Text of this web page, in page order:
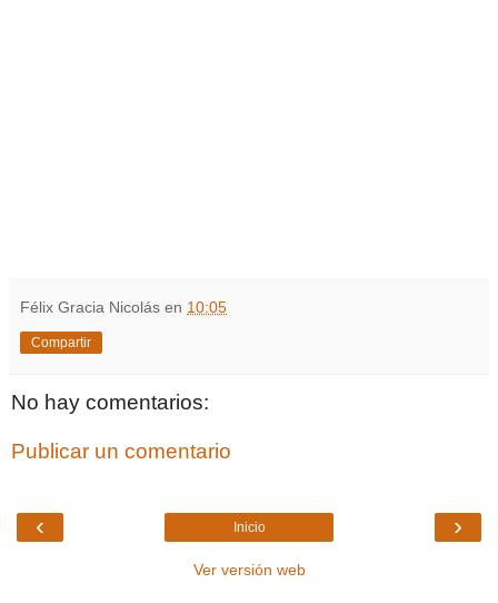
Félix Gracia Nicolás en 10:05
Compartir
No hay comentarios:
Publicar un comentario
‹ ›
Inicio
Ver versión web